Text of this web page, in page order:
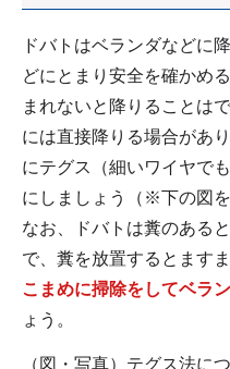
ドバトはベランダなどに
どにとまり安全を確かめ
まれないと降りることは
には直接降りる場合があ
にテグス（細いワイヤで
にしましょう（※下の図を
なお、ドバトは糞のある
で、糞を放置するとます
こまめに掃除をしてベラ
ょう。
（図・写真）テグス法に